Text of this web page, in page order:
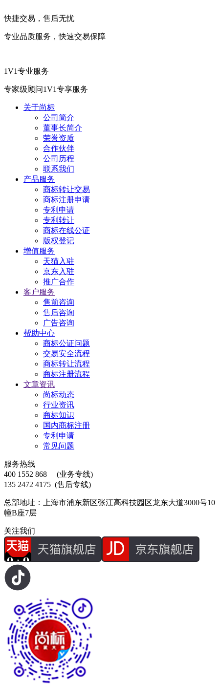
快捷交易，售后无忧
专业品质服务，快速交易保障
1V1专业服务
专家级顾问1V1专享服务
关于尚标
公司简介
董事长简介
荣誉资质
合作伙伴
公司历程
联系我们
产品服务
商标转让交易
商标注册申请
专利申请
专利转让
商标在线公证
版权登记
增值服务
天猫入驻
京东入驻
推广合作
客户服务
售前咨询
售后咨询
广告咨询
帮助中心
商标公证问题
交易安全流程
商标转让流程
商标注册流程
文章资讯
尚标动态
行业资讯
商标知识
国内商标注册
专利申请
常见问题
服务热线
400 1552 868
(业务专线)
135 2472 4175 (售后专线)
总部地址：上海市浦东新区张江高科技园区龙东大道3000号10
幢B座7层
关注我们